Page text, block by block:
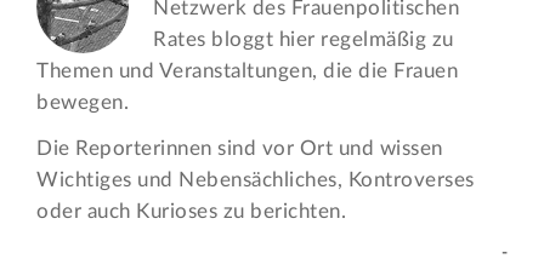
Netzwerk des Frauen­politischen
Rates bloggt hier regelmäßig zu
Themen und Veran­staltungen, die die Frauen
bewegen.
Die Reporterinnen sind vor Ort und wissen
Wichtiges und Nebensächliches, Kontroverses
oder auch Kurioses zu berichten.
-